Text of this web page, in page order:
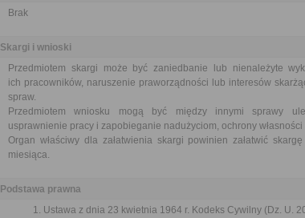
Brak
Skargi i wnioski
Przedmiotem skargi może być zaniedbanie lub nienależyte
ich pracowników, naruszenie praworządności lub interesów
spraw.
Przedmiotem wniosku mogą być między innymi sprawy
usprawnienie pracy i zapobieganie nadużyciom, ochrony
Organ właściwy dla załatwienia skargi powinien załatwić
miesiąca.
Podstawa prawna
Ustawa z dnia 23 kwietnia 1964 r. Kodeks Cywilny (Dz. U.